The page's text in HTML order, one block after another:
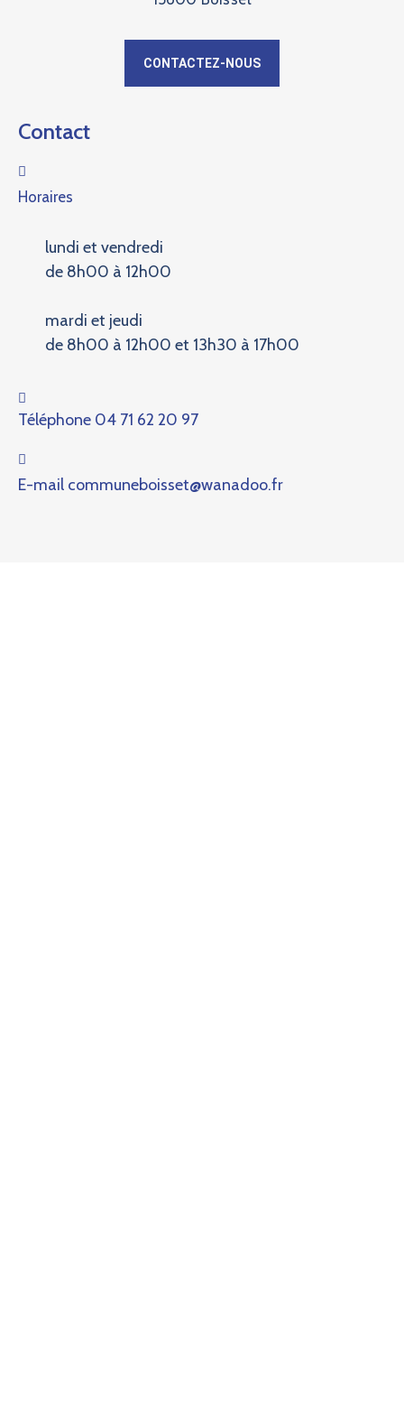
CONTACTEZ-NOUS
Contact
Horaires
lundi et vendredi
de 8h00 à 12h00
mardi et jeudi
de 8h00 à 12h00 et 13h30 à 17h00
Téléphone 04 71 62 20 97
E-mail communeboisset@wanadoo.fr